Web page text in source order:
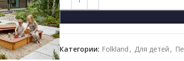
Категории: Folkland , Для детей ,